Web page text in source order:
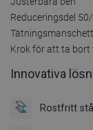
Reduceringsdel
Tätningsmanschett
Krok för att ta bort
Innovativa
Rostfritt stål